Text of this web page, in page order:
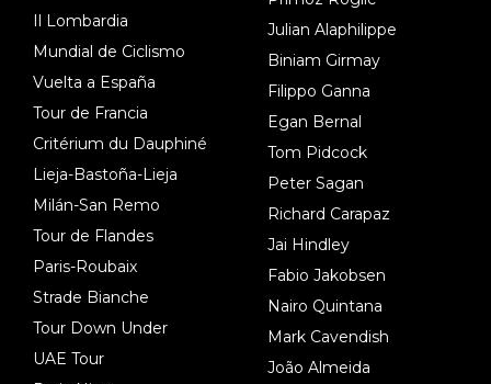
Il Lombardia
Mundial de Ciclismo
Vuelta a España
Tour de Francia
Critérium du Dauphiné
Lieja-Bastoña-Lieja
Milán-San Remo
Tour de Flandes
Paris-Roubaix
Strade Bianche
Tour Down Under
UAE Tour
Julian Alaphilippe
Biniam Girmay
Filippo Ganna
Egan Bernal
Tom Pidcock
Peter Sagan
Richard Carapaz
Jai Hindley
Fabio Jakobsen
Nairo Quintana
Mark Cavendish
João Almeida